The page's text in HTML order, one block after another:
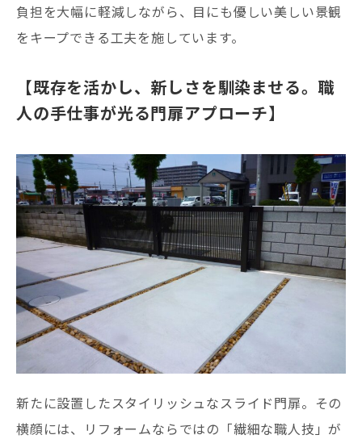
負担を大幅に軽減しながら、目にも優しい美しい景観
をキープできる工夫を施しています。
【既存を活かし、新しさを馴染ませる。職
人の手仕事が光る門扉アプローチ】
新たに設置したスタイリッシュなスライド門扉。その
横顔には、リフォームならではの「繊細な職人技」が